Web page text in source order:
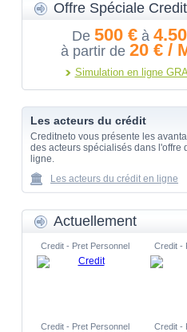
Offre Spéciale Credit
De 500 € à
à partir de 20 € /
Simulation en ligne
Les acteurs du crédit
Creditneto vous présente les
des acteurs spécialisés dans l'offre
ligne.
Les acteurs du crédit en ligne
Actuellement
Credit - Pret Personnel Credit -
Credit - Pret Personnel Credit -